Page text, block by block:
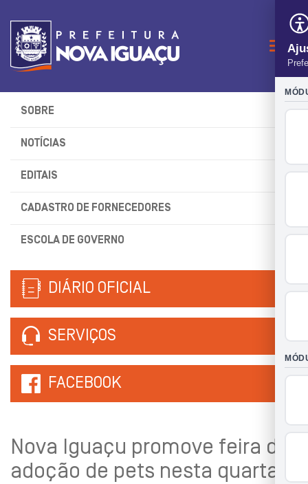
SOBRE
NOTÍCIAS
EDITAIS
CADASTRO DE FORNECEDORES
ESCOLA DE GOVERNO
DIÁRIO OFICIAL
SERVIÇOS
FACEBOOK
Nova Iguaçu promove feira de
adoção de pets nesta quarta-